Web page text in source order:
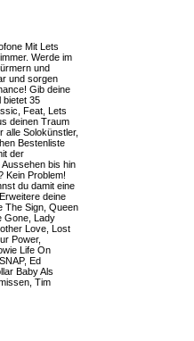
Mit Lets
Werde im
und
und sorgen
Gib deine
bietet 35
Feat, Lets
deinen Traum
alle Solokünstler,
Bestenliste
der
bis hin
Kein Problem!
du damit eine
deine
The Sign, Queen
Gone, Lady
Love, Lost
Power,
Life On
Ed
Baby Als
Tim